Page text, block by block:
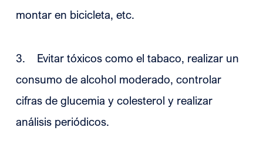
montar en bicicleta, etc.
3. Evitar tóxicos como el tabaco, realizar un
consumo de alcohol moderado, controlar
cifras de glucemia y colesterol y realizar
análisis periódicos.